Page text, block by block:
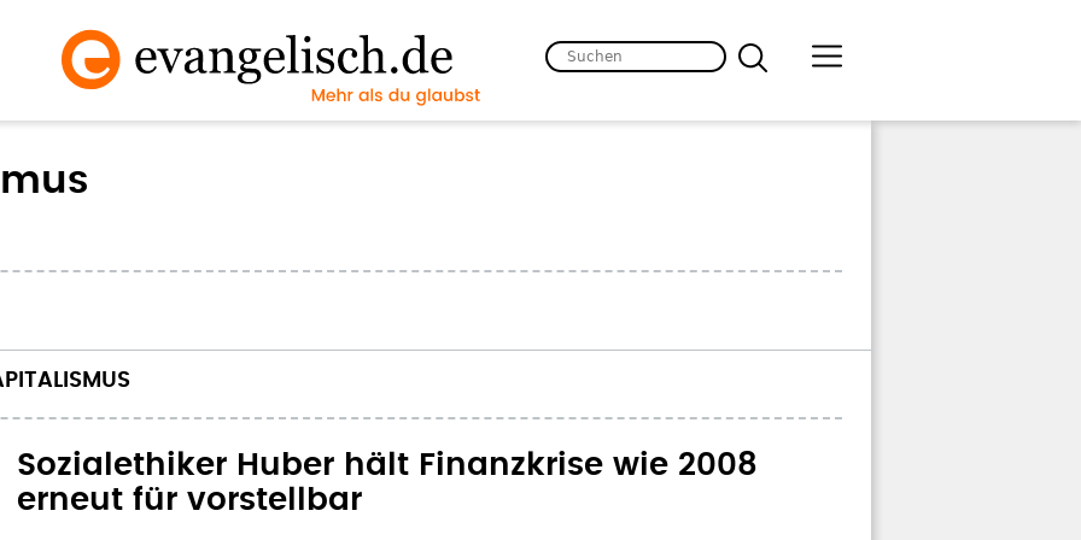
Sozialethiker Huber hält Finanzkrise wie 2008
erneut für vorstellbar